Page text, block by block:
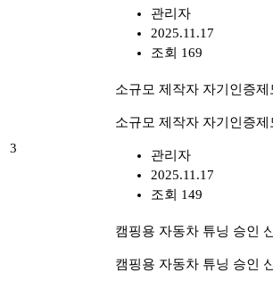
관리자
2025.11.17
조회 169
3
소규모 제작자 자기인증
소규모 제작자 자기인증
관리자
2025.11.17
조회 149
캠핑용 자동차 튜닝 승인
캠핑용 자동차 튜닝 승인